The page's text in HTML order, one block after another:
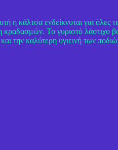
κάλτσα ενδείκνυται για όλες
Το γυριστό λάστιχο
την καλύτερη υγιεινή των